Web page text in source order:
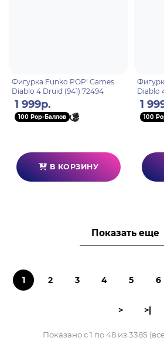
Фигурка Funko POP! Games
Diablo 4 Druid (941) 72494
1 999р.
100 Pop-Баллов
В КОРЗИНУ
Diablo
76532
1
100
Показать еще
1 2 3 4 5 6
> >|
Показано с 1 по 48 из 3385